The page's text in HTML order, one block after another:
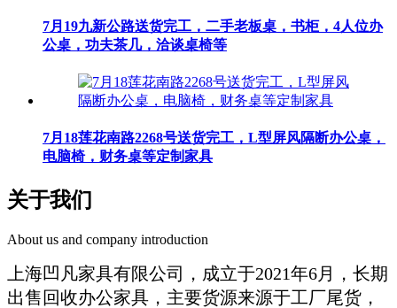
7月19九新公路送货完工，二手老板桌，书柜，4人位办
公桌，功夫茶几，洽谈桌椅等
7月18莲花南路2268号送货完工，L型屏风隔断办公桌，
电脑椅，财务桌等定制家具
关于我们
About us and company introduction
上海凹凡家具有限公司，成立于2021年6月，长期
出售回收办公家具，主要货源来源于工厂尾货，